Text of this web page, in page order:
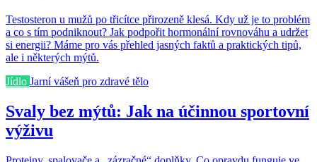
Testosteron u mužů po třicítce přirozeně klesá. Kdy už je to problém
a co s tím podniknout? Jak podpořit hormonální rovnováhu a udržet
si energii? Máme pro vás přehled jasných faktů a praktických tipů,
ale i některých mýtů.
Jídlo Jarní vášeň pro zdravé tělo
Svaly bez mýtů: Jak na účinnou sportovní
výživu